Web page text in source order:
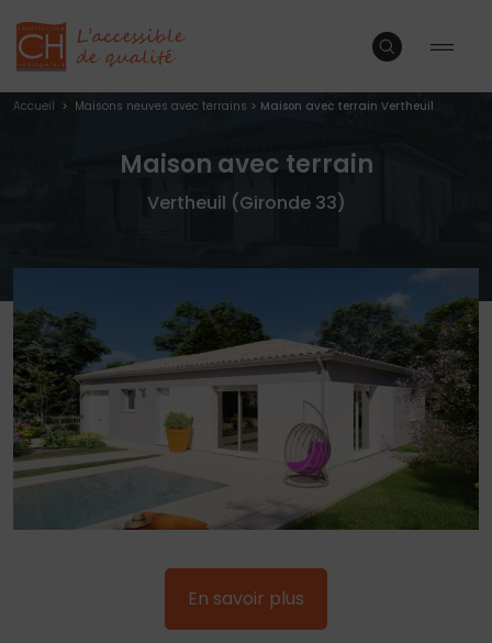
Accueil > Maisons neuves avec terrains > Maison avec terrain Vertheuil
Maison avec terrain
Vertheuil (Gironde 33)
En savoir plus